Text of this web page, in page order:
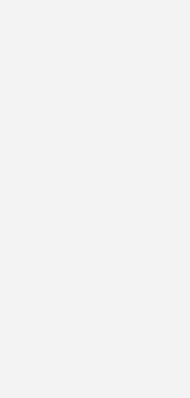
des EEG-Kontos bei. Die
und Verbraucherschützer
des Eigenstromverbrauch,
wieder mehr Strom in die
„Dies könnte zum Anstieg der
(Sven Ullrich)